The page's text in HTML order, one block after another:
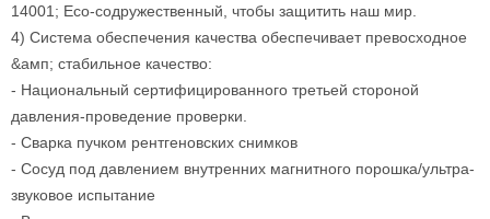
14001; Eco-содружественный, чтобы защитить наш мир.
4) Система обеспечения качества обеспечивает превосходное
&амп; стабильное качество:
- Национальный сертифицированного третьей стороной
давления-проведение проверки.
- Сварка пучком рентгеновских снимков
- Сосуд под давлением внутренних магнитного порошка/ультра-
звуковое испытание